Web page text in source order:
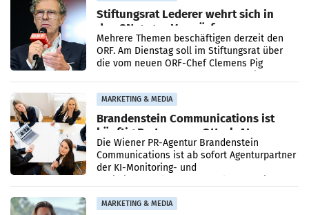
Stiftungsrat Lederer wehrt sich in
den SN gegen Vorwürfe
Mehrere Themen beschäftigen derzeit den
ORF. Am Dienstag soll im Stiftungsrat über
die vom neuen ORF-Chef Clemens Pig
MARKETING & MEDIA
Brandenstein Communications ist
künftig Partner von OtterlyAI
Die Wiener PR-Agentur Brandenstein
Communications ist ab sofort Agenturpartner
der KI-Monitoring- und
MARKETING & MEDIA